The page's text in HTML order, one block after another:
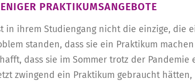
PRAKTIKUMSANGEBOTE
in ihrem Studiengang nicht die einzige, die
standen, dass sie ein Praktikum
dass sie im Sommer trotz der
zwingend ein Praktikum gebraucht